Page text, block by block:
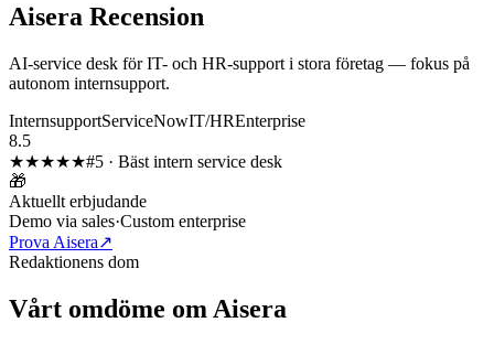
Aisera Recension
AI-service desk för IT- och HR-support i stora företag — fokus på
autonom internsupport.
InternsupportServiceNowIT/HREnterprise
8.5
★★★★★#5 · Bäst intern service desk
🎁
Aktuellt erbjudande
Demo via sales·Custom enterprise
Prova Aisera↗
Redaktionens dom
Vårt omdöme om Aisera